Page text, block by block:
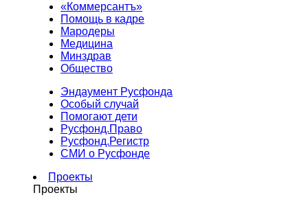
«Коммерсантъ»
Помощь в кадре
Мародеры
Медицина
Минздрав
Общество
Эндаумент Русфонда
Особый случай
Помогают дети
Русфонд.Право
Русфонд.Регистр
СМИ о Русфонде
Проекты
Проекты